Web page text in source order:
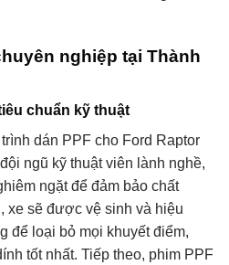
nghiệp tại Thành
chuẩn kỹ thuật
dán PPF cho Ford Raptor
ngũ kỹ thuật viên lành nghề,
ngặt để đảm bảo chất
xe sẽ được vệ sinh và hiệu
để loại bỏ mọi khuyết điểm,
tốt nhất. Tiếp theo, phim PPF